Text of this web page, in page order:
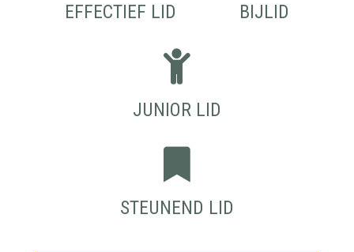
EFFECTIEF LID BIJLID

JUNIOR LID

STEUNEND LID